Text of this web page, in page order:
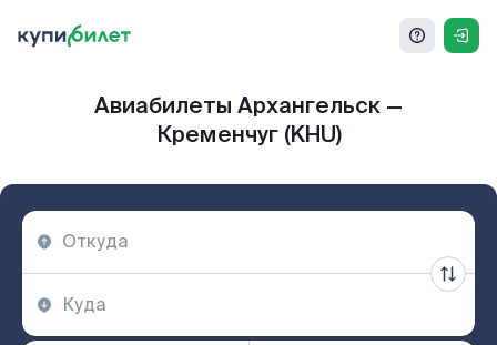
Авиабилеты Архангельск —
Кременчуг (KHU)